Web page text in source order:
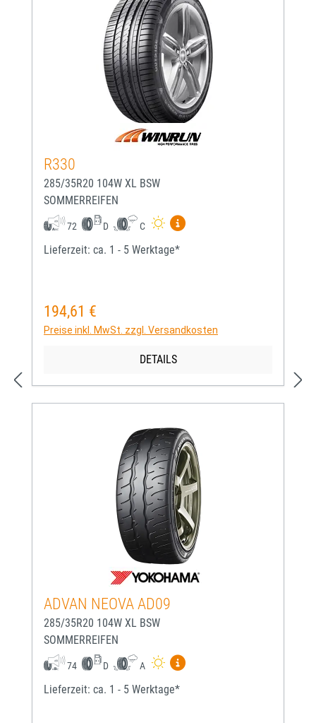
R330
285/35R20 104W XL BSW
SOMMERREIFEN
72 D C
Mehr Informationen zum
Lieferzeit: ca. 1 - 5 Werktage*
Regulärer Preis:
194,61 €
Preise inkl. MwSt. zzgl. Versandkosten
DETAILS
ADVAN NEOVA AD09
285/35R20 104W XL BSW
SOMMERREIFEN
74 D A
Mehr Informationen zum
Lieferzeit: ca. 1 - 5 Werktage*